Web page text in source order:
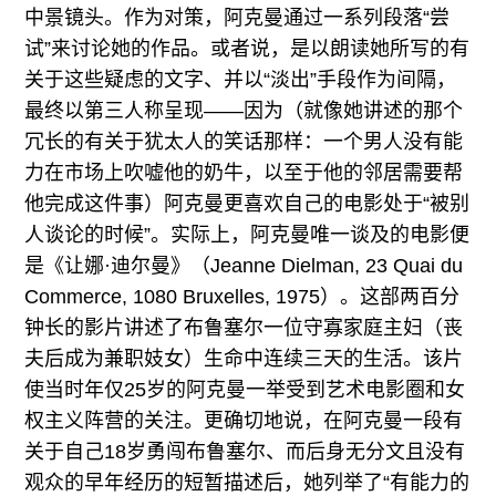
中景镜头。作为对策，阿克曼通过一系列段落“尝
试”来讨论她的作品。或者说，是以朗读她所写的有
关于这些疑虑的文字、并以“淡出”手段作为间隔，
最终以第三人称呈现——因为（就像她讲述的那个
冗长的有关于犹太人的笑话那样：一个男人没有能
力在市场上吹嘘他的奶牛，以至于他的邻居需要帮
他完成这件事）阿克曼更喜欢自己的电影处于“被别
人谈论的时候”。实际上，阿克曼唯一谈及的电影便
是《让娜·迪尔曼》（Jeanne Dielman, 23 Quai du
Commerce, 1080 Bruxelles, 1975）。这部两百分
钟长的影片讲述了布鲁塞尔一位守寡家庭主妇（丧
夫后成为兼职妓女）生命中连续三天的生活。该片
使当时年仅25岁的阿克曼一举受到艺术电影圈和女
权主义阵营的关注。更确切地说，在阿克曼一段有
关于自己18岁勇闯布鲁塞尔、而后身无分文且没有
观众的早年经历的短暂描述后，她列举了“有能力的